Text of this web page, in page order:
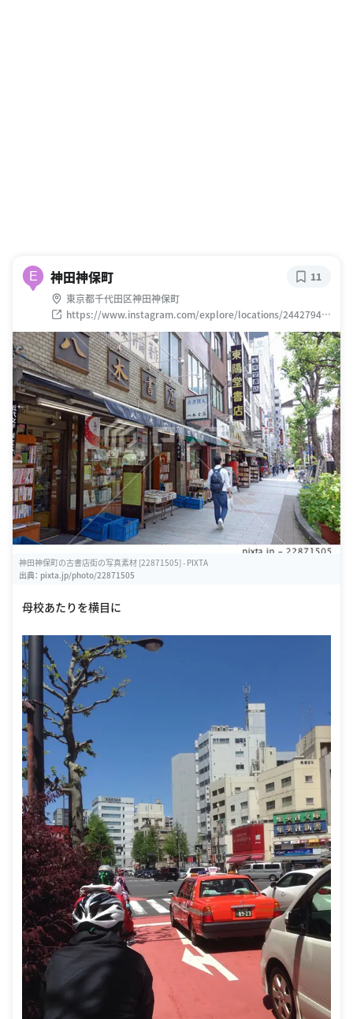
E 神田神保町
東京都千代田区神田神保町
https://www.instagram.com/explore/locations/24427940
42613265
11
神田神保町の古書店街の写真素材 [22871505] - PIXTA
出典： pixta.jp/photo/22871505
母校あたりを横目に